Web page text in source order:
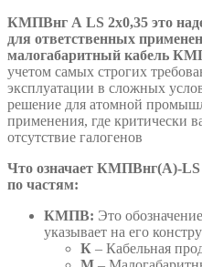
КМПВнг А LS 2х0,35 это
для ответственных
малогабаритный кабель
учетом самых строгих
эксплуатации в сложных
решение для атомной
применения, где критически
отсутствие галогенов
Что означает КМПВнг(А)-LS
по частям:
КМПВ: Это
указывает на его
К – Кабельная